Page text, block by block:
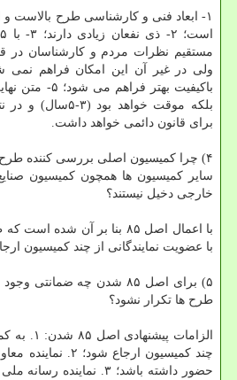
۱- ابعاد فنی و کارشناسی طرح بالاست و
مستقیم نظرات مردم و کارشناسان در
باکیفیت بهتر
بلکه موقت خواهد
برای قانون دائمی خواهد داشت.
۴) چرا کمیسیون اصلی بررسی کننده
سایر کمیسیون ها همچون کمیسیون
خارجی دخیل نیستند؟
با اعمال اصل ۸۵ بنا بر آن
با عضویت نمایندگانی از چند کمیسیون
۵) برای اصل ۸۵ شدن چه
طرح ها تکرار نشود؟
الزامات
چند کمیسیون ارجاع
حضور داشته باشد؛ ۳.